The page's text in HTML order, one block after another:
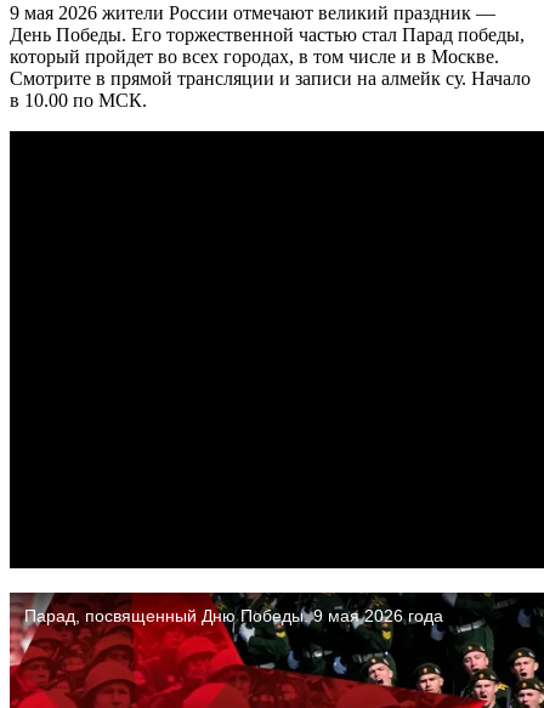
9 мая 2026 жители России отмечают великий праздник —
День Победы. Его торжественной частью стал Парад победы,
который пройдет во всех городах, в том числе и в Москве.
Смотрите в прямой трансляции и записи на алмейк су. Начало
в 10.00 по МСК.